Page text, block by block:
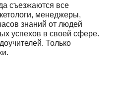
съезжаются все
менеджеры,
знаний от людей
успехов в своей сфере.
Только